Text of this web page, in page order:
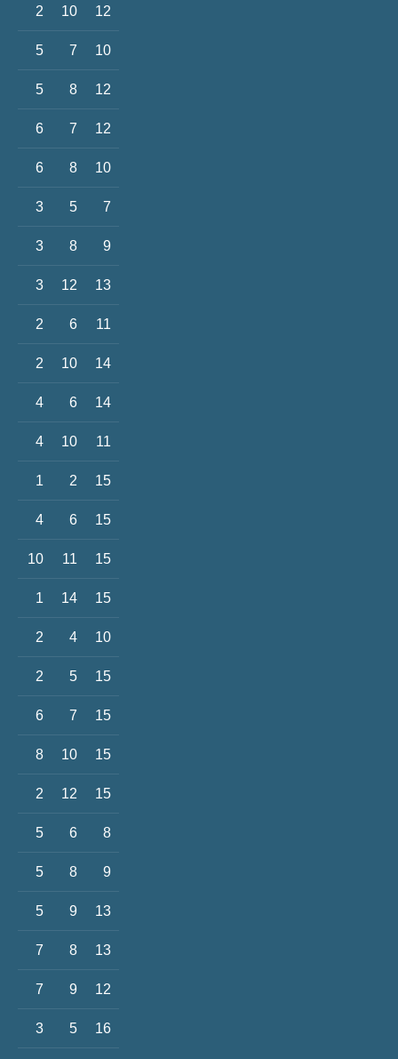
2 10 12
5 7 10
5 8 12
6 7 12
6 8 10
3 5 7
3 8 9
3 12 13
2 6 11
2 10 14
4 6 14
4 10 11
1 2 15
4 6 15
10 11 15
1 14 15
2 4 10
2 5 15
6 7 15
8 10 15
2 12 15
5 6 8
5 8 9
5 9 13
7 8 13
7 9 12
3 5 16